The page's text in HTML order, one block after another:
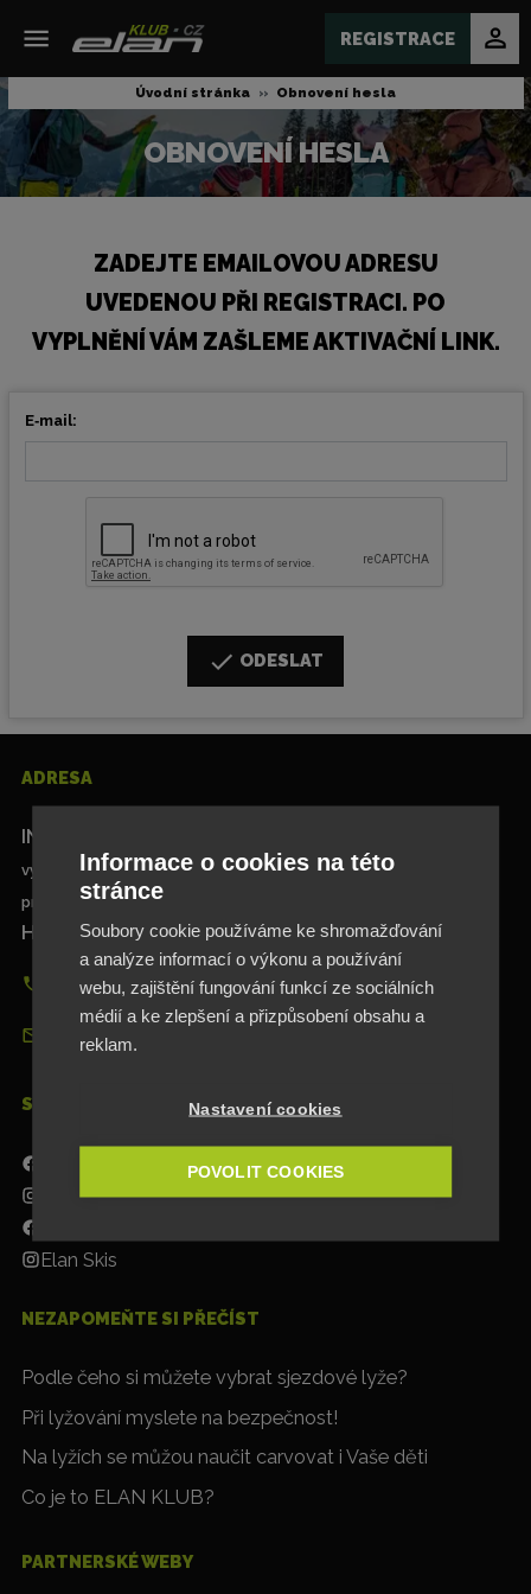
REGISTRACE
Úvodní stránka Obnovení hesla
OBNOVENÍ HESLA
ZADEJTE EMAILOVOU ADRESU
UVEDENOU PŘI REGISTRACI. PO
VYPLNĚNÍ VÁM ZAŠLEME AKTIVAČNÍ LINK.
E‑mail:
ODESLAT
ADRESA
INA SPORT spol. s.r.o.
výhradní distributor značky Elan
pro Česko, Slovensko a Polsko
Hlavní 729/114, 664 31 Lelekovice, Czech Republic
+420 545 422 431
info@elan-klub.cz
SOCIÁLNÍ SÍTĚ
Elan Skis CZ
Elan Skis
NEZAPOMEŇTE SI PŘEČÍST
Podle čeho si můžete vybrat sjezdové lyže?
Při lyžování myslete na bezpečnost!
Na lyžích se můžou naučit carvovat i Vaše děti
Co je to ELAN KLUB?
PARTNERSKÉ WEBY
Informace o cookies na této
stránce
Soubory cookie používáme ke shromažďování
a analýze informací o výkonu a používání
webu, zajištění fungování funkcí ze sociálních
médií a ke zlepšení a přizpůsobení obsahu a
reklam.
Nastavení cookies
POVOLIT COOKIES